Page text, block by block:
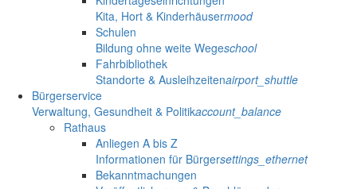
Kita, Hort & Kinderhäusermood
Schulen
Bildung ohne weite Wegeschool
Fahrbibliothek
Standorte & Ausleihzeitenairport_shuttle
Bürgerservice
Verwaltung, Gesundheit & Politikaccount_balance
Rathaus
Anliegen A bis Z
Informationen für Bürgersettings_ethernet
Bekanntmachungen